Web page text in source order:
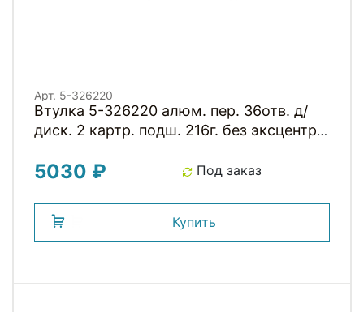
Арт. 5-326220
Втулка 5-326220 алюм. пер. 36отв. д/
диск. 2 картр. подш. 216г. без эксцентр.
5030 ₽ Под заказ
Купить